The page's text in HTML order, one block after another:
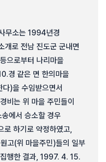
무소는 1994년경
개로 전남 진도군 군내면
으로부터 나리마을
경 같은 면 한의마을
)을 수임받으면서
비는 위 마을 주민들이
에서 승소할 경우
로 하기로 약정하였고,
고(위 마을주민)들의 일부
행한 결과, 1997. 4. 15.